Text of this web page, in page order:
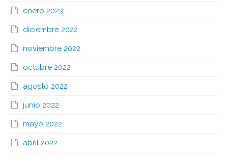
enero 2023
diciembre 2022
noviembre 2022
octubre 2022
agosto 2022
junio 2022
mayo 2022
abril 2022